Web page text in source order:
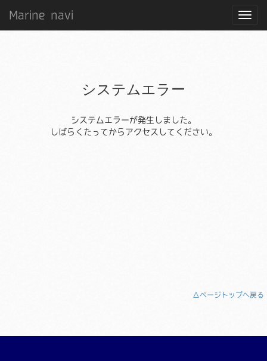
Marine navi
システムエラー
システムエラーが発生しました。
しばらくたってからアクセスしてください。
△ページトップへ戻る